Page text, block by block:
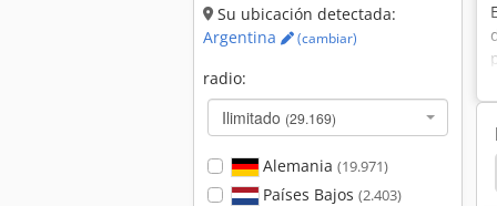
Su ubicación detectada:
Argentina
(cambiar)
radio:
Ilimitado (29.169)
Alemania (19.971)
Países Bajos (2.403)
Maka Masterwood Winner